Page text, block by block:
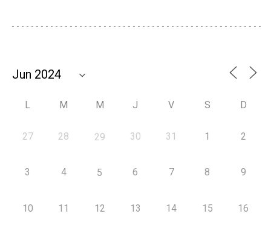
L M M J V S D
27 28 29 30 31 1 2
3 4 5 6 7 8 9
10 11 12 13 14 15 16